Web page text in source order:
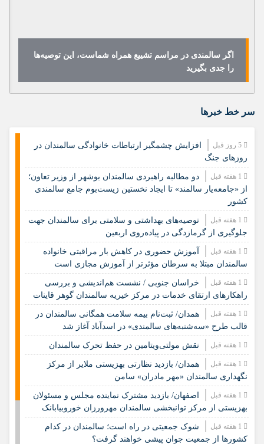
اگر سالمندی در مراسم تشییع همراه شماست، این توصیه‌ها
را جدی بگیرید
سر خط خبرها
افزایش چشمگیر ارتباطات خانوادگی سالمندان در
روزهای جنگ
دو مطالبه راهبردی سالمندان بوشهر از وزیر تعاون؛
از «جامعه‌یار سالمند» تا ایجاد نخستین زیست‌بوم جامع سالمندی
کشور
️توصیه‌های بهداشتی و سلامتی برای سالمندان جهت
جلوگیری از گرمازدگی در پیاده‌روی اربعین
آموزش حضوری در کاهش بار مراقبتی خانواده
سالمندان مبتلا به سرطان مؤثرتر از آموزش مجازی است
خراسان جنوبی / نشست هم‌اندیشی و بررسی
راهکارهای ارتقای خدمات در مرکز خیریه سالمندان گوهر قاینات
همدان/ ثبت‌نام بیمه سلامت همگانی سالمندان در
قالب طرح «سه‌شنبه‌های سالمندی» در اسدآباد آغاز شد
نقش مولتی‌ویتامین در حفظ تحرک سالمندان
همدان/ بازدید نظارتی بهزیستی ملایر از مرکز
نگهداری سالمندان «مهر مادران» سامن
اصفهان/ بازدید مشترک نماینده مجلس و مسئولان
بهزیستی از مرکز توانبخشی سالمندان مهرورزان خوروبیابانک
شوک جمعیتی در راه است؛ سالمندان در کدام
کشورها از جمعیت جوان پیشی خواهند گرفت؟